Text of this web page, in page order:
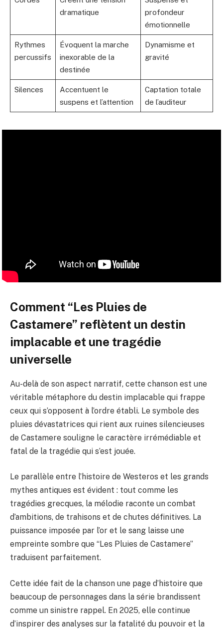
dramatique
profondeur
émotionnelle
Rythmes
percussifs
Évoquent la marche
inexorable de la
destinée
Dynamisme et
gravité
Silences
Accentuent le
suspens et l’attention
Captation totale
de l’auditeur
Comment “Les Pluies de
Castamere” reflètent un destin
implacable et une tragédie
universelle
Au-delà de son aspect narratif, cette chanson est une
véritable métaphore du destin implacable qui frappe
ceux qui s’opposent à l’ordre établi. Le symbole des
pluies dévastatrices qui rient aux ruines silencieuses
de Castamere souligne le caractère irrémédiable et
fatal de la tragédie qui s’est jouée.
Le parallèle entre l’histoire de Westeros et les grands
mythes antiques est évident : tout comme les
tragédies grecques, la mélodie raconte un combat
d’ambitions, de trahisons et de chutes définitives. La
puissance imposée par l’or et le sang laisse une
empreinte sombre que “Les Pluies de Castamere”
traduisent parfaitement.
Cette idée fait de la chanson une page d’histoire que
beaucoup de personnages dans la série brandissent
comme un sinistre rappel. En 2025, elle continue
d’inspirer des analyses sur la fatalité du pouvoir et la